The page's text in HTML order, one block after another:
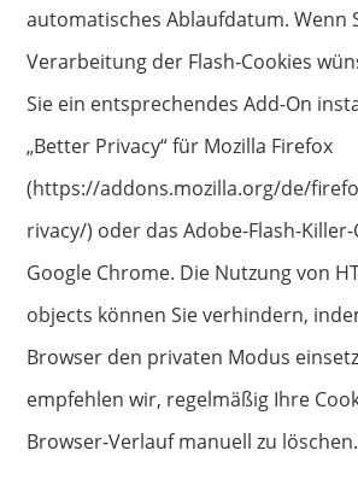
automatisches Ablaufdatum. Wenn
Verarbeitung der Flash-Cookies
Sie ein entsprechendes Add-On
„Better Privacy“ für Mozilla Firefox
(https://addons.mozilla.org/de/
rivacy/) oder das Adobe-Flash-
Google Chrome. Die Nutzung von
objects können Sie verhindern,
Browser den privaten Modus
empfehlen wir, regelmäßig Ihre
Browser-Verlauf manuell zu löschen.